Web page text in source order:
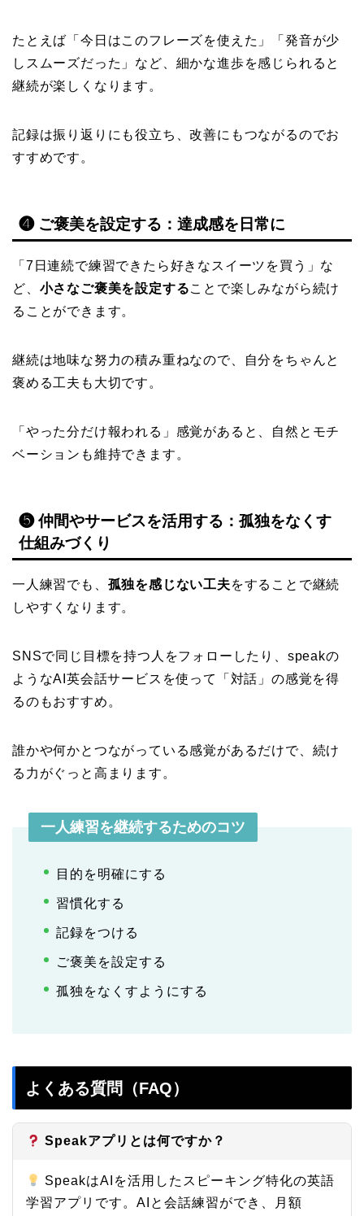
たとえば「今日はこのフレーズを使えた」「発音が少
しスムーズだった」など、細かな進歩を感じられると
継続が楽しくなります。
記録は振り返りにも役立ち、改善にもつながるのでお
すすめです。
❹ ご褒美を設定する：達成感を日常に
「7日連続で練習できたら好きなスイーツを買う」な
ど、 小さなご褒美を設定することで楽しみながら続け
ることができます。
継続は地味な努力の積み重ねなので、自分をちゃんと
褒める工夫も大切です。
「やった分だけ報われる」感覚があると、自然とモチ
ベーションも維持できます。
❺ 仲間やサービスを活用する：孤独をなくす
仕組みづくり
一人練習でも、 孤独を感じない工夫をすることで継続
しやすくなります。
SNSで同じ目標を持つ人をフォローしたり、speakの
ようなAI英会話サービスを使って「対話」の感覚を得
るのもおすすめ。
誰かや何かとつながっている感覚があるだけで、続け
る力がぐっと高まります。
一人練習を継続するためのコツ
目的を明確にする
習慣化する
記録をつける
ご褒美を設定する
孤独をなくすようにする
よくある質問（FAQ）
Speakアプリとは何ですか？
SpeakはAIを活用したスピーキング特化の英語
学習アプリです。AIと会話練習ができ、月額